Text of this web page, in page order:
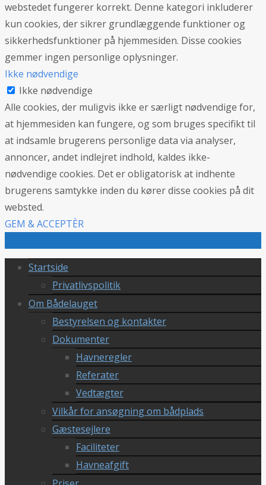
webstedet fungerer korrekt. Denne kategori inkluderer
kun cookies, der sikrer grundlæggende funktioner og
sikkerhedsfunktioner på hjemmesiden. Disse cookies
gemmer ingen personlige oplysninger.
Ikke nødvendige
Ikke nødvendige
Alle cookies, der muligvis ikke er særligt nødvendige for,
at hjemmesiden kan fungere, og som bruges specifikt til
at indsamle brugerens personlige data via analyser,
annoncer, andet indlejret indhold, kaldes ikke-
nødvendige cookies. Det er obligatorisk at indhente
brugerens samtykke inden du kører disse cookies på dit
websted.
GEM & ACCEPTÈR
Startside
Privatlivspolitik
Om Bådelauget
Bestyrelsen og kontakter
Dokumenter
Havneregler
Referater
Vedtægter
Vilkår for ansøgning om bådplads
Gæstesejlere
Faciliteter
Havneafgift